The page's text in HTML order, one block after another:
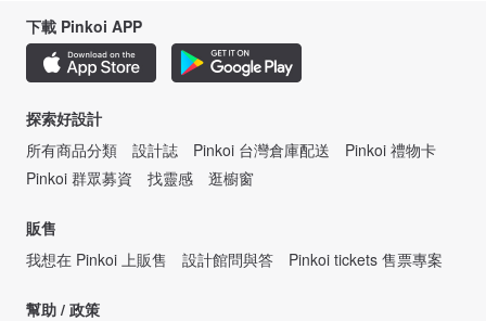
下載 Pinkoi APP
探索好設計
所有商品分類
設計誌 Pinkoi 台灣倉庫配送
Pinkoi 禮物卡
Pinkoi 群眾募資
找靈感 逛櫥窗
販售
我想在 Pinkoi 上販售
設計館問與答 Pinkoi tickets 售票專案
幫助 / 政策